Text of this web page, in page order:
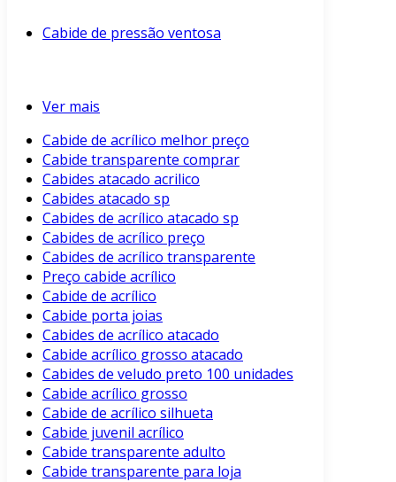
Cabide de pressão ventosa
Ver mais
Cabide de acrílico melhor preço
Cabide transparente comprar
Cabides atacado acrilico
Cabides atacado sp
Cabides de acrílico atacado sp
Cabides de acrílico preço
Cabides de acrílico transparente
Preço cabide acrílico
Cabide de acrílico
Cabide porta joias
Cabides de acrílico atacado
Cabide acrílico grosso atacado
Cabides de veludo preto 100 unidades
Cabide acrílico grosso
Cabide de acrílico silhueta
Cabide juvenil acrílico
Cabide transparente adulto
Cabide transparente para loja